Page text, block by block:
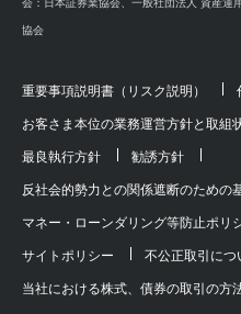
会：日本証券業協会、一般社団法人 資産運
協会
重要事項説明書（リスク説明）
お客さま本位の業務運営方針と取組
最良執行方針 勧誘方針
反社会的勢力との関係遮断のための
マネー・ローンダリング等防止ポリ
サイトポリシー 不公正取引につ
当社における株式、債券の取引の方